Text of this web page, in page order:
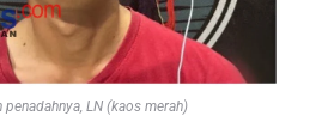
LN (kaos merah)